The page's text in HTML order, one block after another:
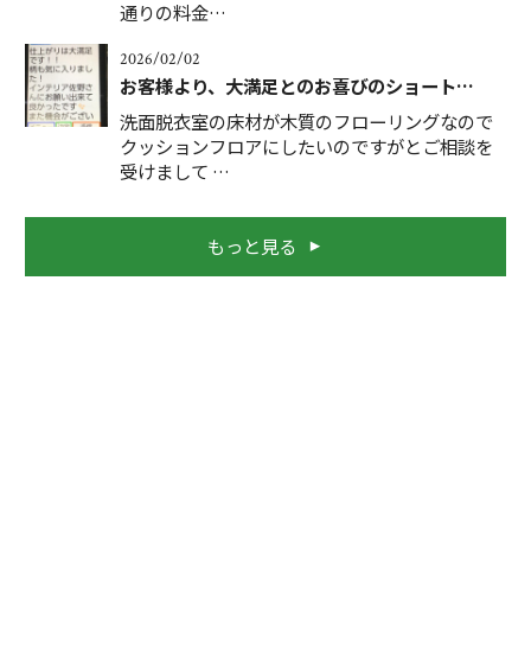
通りの料金…
2026/02/02
お客様より、大満足とのお喜びのショート…
洗面脱衣室の床材が木質のフローリングなので
クッションフロアにしたいのですがとご相談を
受けまして …
もっと見る